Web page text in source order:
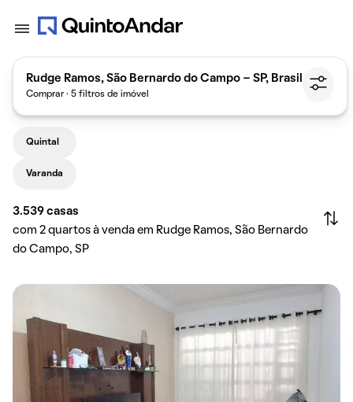
Rudge Ramos, São Bernardo do Campo - SP, Brasil
Comprar · 5 filtros de imóvel
Quintal
Varanda
3.539 casas
com 2 quartos à venda em Rudge Ramos, São Bernardo
do Campo, SP